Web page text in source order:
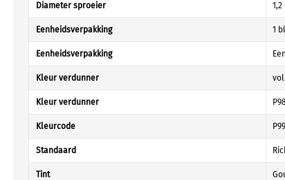
Diameter sproeier 1,2
Eenheidsverpakking 1
Eenheidsverpakking
Kleur verdunner
Kleur verdunner
Kleurcode
Standaard
Tint